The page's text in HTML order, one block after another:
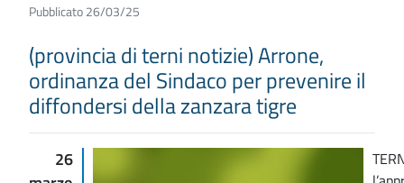
Pubblicato 26/03/25
(provincia di terni notizie) Arrone,
ordinanza del Sindaco per prevenire il
diffondersi della zanzara tigre
26